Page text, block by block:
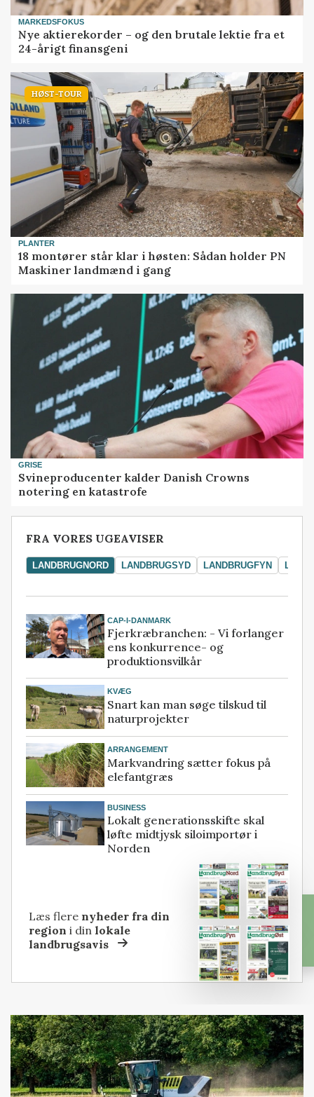
MARKEDSFOKUS
Nye aktierekorder – og den brutale lektie fra et
24-årigt finansgeni
HØST-TOUR
PLANTER
18 montører står klar i høsten: Sådan holder PN
Maskiner landmænd i gang
GRISE
Svineproducenter kalder Danish Crowns
notering en katastrofe
FRA VORES UGEAVISER
LANDBRUGNORD LANDBRUGSYD LANDBRUGFYN
CAP-I-DANMARK
Fjerkræbranchen: - Vi forlanger
ens konkurrence- og
produktionsvilkår
KVÆG
Snart kan man søge tilskud til
naturprojekter
ARRANGEMENT
Markvandring sætter fokus på
elefantgræs
BUSINESS
Lokalt generationsskifte skal
løfte midtjysk siloimportør i
Norden
Læs flere nyheder fra din
region i dinlokale
landbrugsavis